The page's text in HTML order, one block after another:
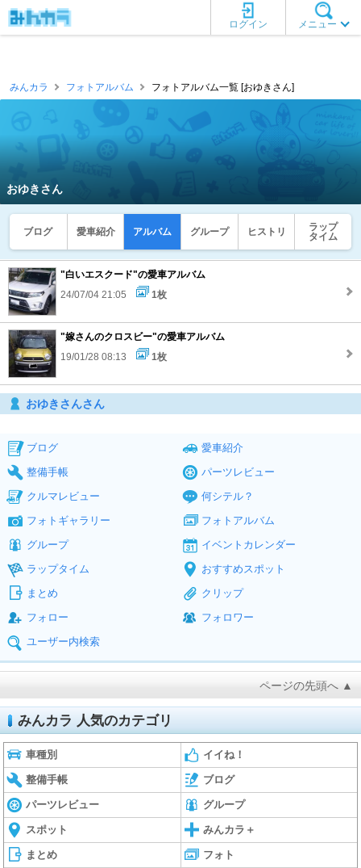
メニュー
ログイン
みんカラ フォトアルバム フォトアルバム一覧 [おゆきさん]
おゆきさん
ブログ 愛車紹介 アルバム グループ ヒストリ
ラップ
タイム
"白いエスクード"の愛車アルバム
24/07/04 21:05
1枚
"嫁さんのクロスビー"の愛車アルバム
19/01/28 08:13
1枚
おゆきさんさん
ブログ
愛車紹介
整備手帳
パーツレビュー
クルマレビュー
何シテル？
フォトギャラリー
フォトアルバム
グループ
イベントカレンダー
ラップタイム
おすすめスポット
まとめ
クリップ
フォロー
フォロワー
ユーザー内検索
ページの先頭へ ▲
みんカラ 人気のカテゴリ
車種別 イイね！
整備手帳 ブログ
パーツレビュー グループ
スポット みんカラ＋
まとめ フォト